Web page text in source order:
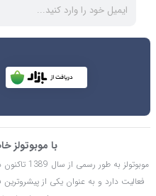
با موبوتولز
موبوتولز
فعالیت دارد و به عنوان یکی از